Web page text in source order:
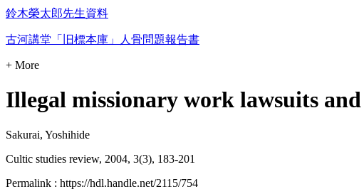
鈴木榮太郎先生資料
古河講堂「旧標本庫」人骨問題報告書
+ More
Illegal missionary work lawsuits
Sakurai, Yoshihide
Cultic studies review, 2004, 3(3), 183-201
Permalink : https://hdl.handle.net/2115/754